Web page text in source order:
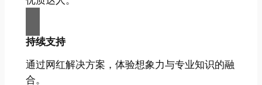
持续支持
通过网红解决方案，体验想象力与专业知识的融
合。